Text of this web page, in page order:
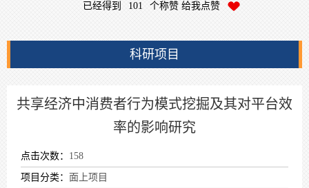
已经得到 101 个称赞 给我点赞
科研项目
共享经济中消费者行为模式挖掘及其对平台效
率的影响研究
点击次数： 158
项目分类： 面上项目